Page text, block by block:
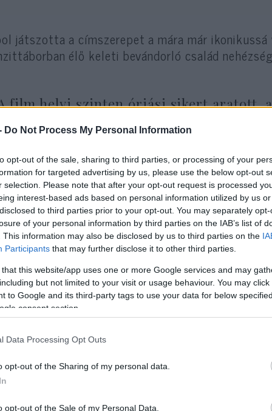
Do Not Process My Personal Information
opt-out of the sale, sharing to third parties, or processing of your
for targeted advertising by us, please use the below opt-out
selection. Please note that after your opt-out request is processed
interest-based ads based on personal information utilized by us
to third parties prior to your opt-out. You may separately
of your personal information by third parties on the IAB’s list of
This information may also be disclosed by us to third parties on the
Participants that may further disclose it to other third parties.
that this website/app uses one or more Google services and may
but not limited to your visit or usage behaviour. You may
to Google and its third-party tags to use your data for below
consent section.
Data Processing Opt Outs
opt-out of the Sharing of my personal data.
opt-out of the Sale of my Personal Data.
játszotta a címszerepet a mára már
élő keleti bevándorló család
film helyi szinten óriási sikert aratott,
külföldi filmnek járó díjat nyerte el, és
jelölték Oscar-díjra a nemzetközi film
évvel később Topol egy kisebb szerepet kapott
produkcióban, a „Cast a Giant Shadow”-ban.
sokkal ezután felfrissítette angol
szerepére a „Hegedűs a háztetőn” brit
játszotta Izraelben. Topol megkapta a
és végül több száz előadáson játszott
Norman Jewison rendező Tevje szerepét
Királyságba, hogy megnézze Topol
ismert kritikai és kereskedelmi sikert
1971-es filmadaptációt nyolc Oscar-